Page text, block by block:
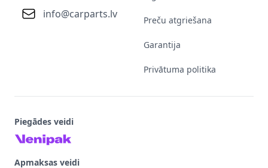
info@carparts.lv
Preču atgriešana
Garantija
Privātuma politika
Piegādes veidi
Apmaksas veidi